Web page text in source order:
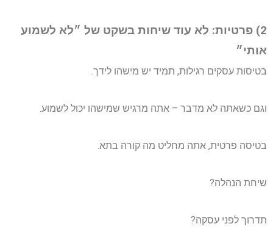
2) פרטיות: לא עוד שיחות בשקט של ״לא לשמוע
אותי״
בטיסות עסקים רגילות, תמיד יש מישהו לידך.
וגם כשאתה לא מדבר – אתה מרגיש שמישהו יכול לשמוע.
בטיסה פרטית, אתה מחליט מה קורה בתא.
שיחת הנהלה?
תדרוך לפני עסקה?